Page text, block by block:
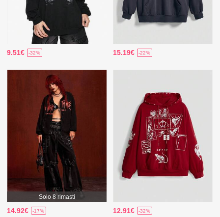
9.51€ -32% 15.19€ -22%
Solo 8 rimasti
14.92€ -17% 12.91€ -32%